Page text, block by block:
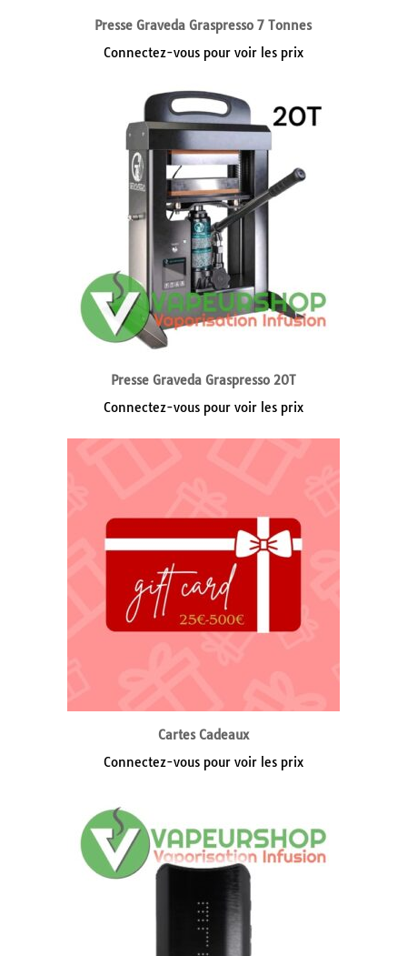
Presse Graveda Graspresso 7 Tonnes
Connectez-vous pour voir les prix
Presse Graveda Graspresso 20T
Connectez-vous pour voir les prix
Cartes Cadeaux
Connectez-vous pour voir les prix